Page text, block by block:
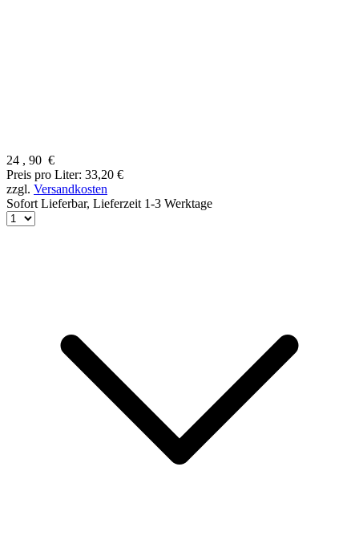
24 , 90 €
Preis pro Liter: 33,20 €
zzgl. Versandkosten
Sofort Lieferbar, Lieferzeit 1-3 Werktage